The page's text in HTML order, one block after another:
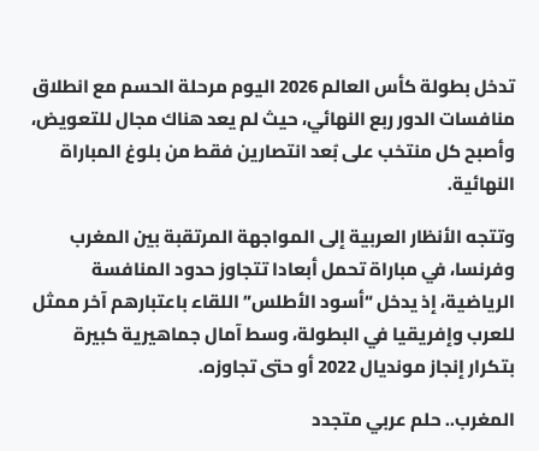
تدخل بطولة كأس العالم 2026 اليوم مرحلة الحسم مع انطلاق
منافسات الدور ربع النهائي، حيث لم يعد هناك مجال للتعويض،
وأصبح كل منتخب على بُعد انتصارين فقط من بلوغ المباراة
النهائية.
وتتجه الأنظار العربية إلى المواجهة المرتقبة بين المغرب
وفرنسا، في مباراة تحمل أبعادا تتجاوز حدود المنافسة
الرياضية، إذ يدخل “أسود الأطلس” اللقاء باعتبارهم آخر ممثل
للعرب وإفريقيا في البطولة، وسط آمال جماهيرية كبيرة
بتكرار إنجاز مونديال 2022 أو حتى تجاوزه.
المغرب.. حلم عربي متجدد